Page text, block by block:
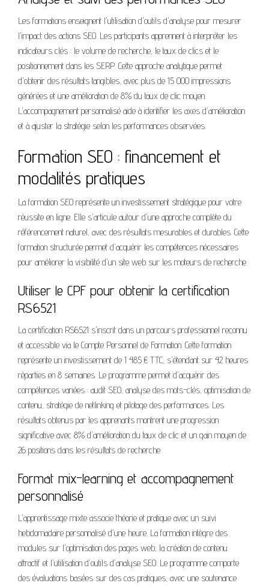
Les formations enseignent l'utilisation d'outils d'analyse pour mesurer
l'impact des actions SEO. Les participants apprennent à interpréter les
indicateurs clés : le volume de recherche, le taux de clics et le
positionnement dans les SERP. Cette approche analytique permet
d'obtenir des résultats tangibles, avec plus de 15 000 impressions
générées et une amélioration de 8% du taux de clic moyen.
L'accompagnement personnalisé aide à identifier les axes d'amélioration
et à ajuster la stratégie selon les performances observées.
Formation SEO : financement et
modalités pratiques
La formation SEO représente un investissement stratégique pour votre
réussite en ligne. Elle s'articule autour d'une approche complète du
référencement naturel, avec des résultats mesurables et durables. Cette
formation structurée permet d'acquérir les compétences nécessaires
pour améliorer la visibilité d'un site web sur les moteurs de recherche.
Utiliser le CPF pour obtenir la certification
RS6521
La certification RS6521 s'inscrit dans un parcours professionnel reconnu
et accessible via le Compte Personnel de Formation. Cette formation
représente un investissement de 1 485 € TTC, s'étendant sur 42 heures
réparties en 8 semaines. Le programme permet d'acquérir des
compétences variées : audit SEO, analyse des mots-clés, optimisation de
contenu, stratégie de netlinking et pilotage des performances. Les
résultats obtenus par les apprenants montrent une progression
significative avec 8% d'amélioration du taux de clic et un gain moyen de
26 positions dans les résultats de recherche.
Format mix-learning et accompagnement
personnalisé
L'apprentissage mixte associe théorie et pratique avec un suivi
hebdomadaire personnalisé d'une heure. La formation intègre des
modules sur l'optimisation des pages web, la création de contenu
attractif et l'utilisation d'outils d'analyse SEO. Le programme comporte
des évaluations basées sur des cas pratiques, avec une soutenance